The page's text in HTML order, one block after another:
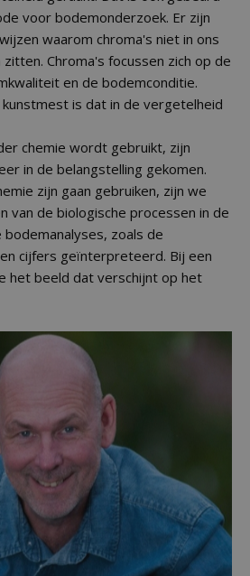
voor bodemonderzoek. Er zijn
waarom chroma's niet in ons
Chroma's focussen zich op de
en de bodemconditie.
is dat in de vergetelheid
chemie wordt gebruikt, zijn
in de belangstelling gekomen.
zijn gaan gebruiken, zijn we
van de biologische processen in de
zoals de
cijfers geïnterpreteerd. Bij een
het beeld dat verschijnt op het